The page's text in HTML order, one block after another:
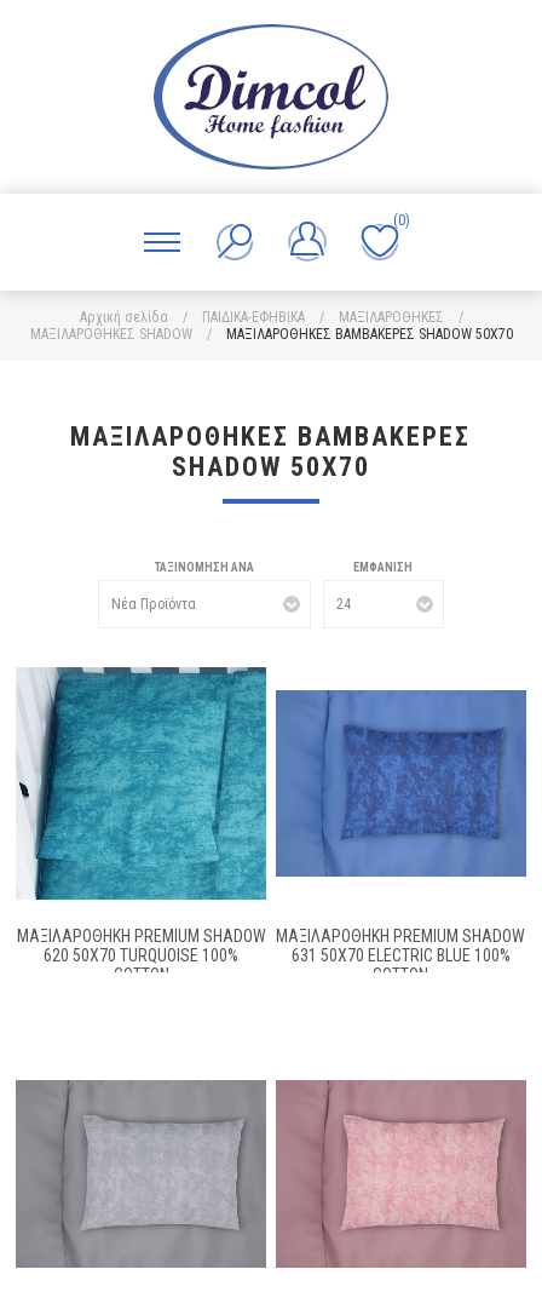
(0)
Αρχική σελίδα / ΠΑΙΔΙΚΑ-ΕΦΗΒΙΚΑ / ΜΑΞΙΛΑΡΟΘΗΚΕΣ
/
ΜΑΞΙΛΑΡΟΘΗΚΕΣ SHADOW
/ ΜΑΞΙΛΑΡΟΘΗΚΕΣ ΒΑΜΒΑΚΕΡΕΣ SHADOW 50X70
ΜΑΞΙΛΑΡΟΘΗΚΕΣ ΒΑΜΒΑΚΕΡΕΣ
SHADOW 50X70
ΤΑΞΙΝΌΜΗΣΗ ΑΝΆ ΕΜΦΆΝΙΣΗ
ΜΑΞΙΛΑΡΟΘΉΚΗ PREMIUM SHADOW
620 50X70 TURQUOISE 100%
COTTON
ΜΑΞΙΛΑΡΟΘΉΚΗ PREMIUM SHADOW
631 50X70 ELECTRIC BLUE 100%
COTTON